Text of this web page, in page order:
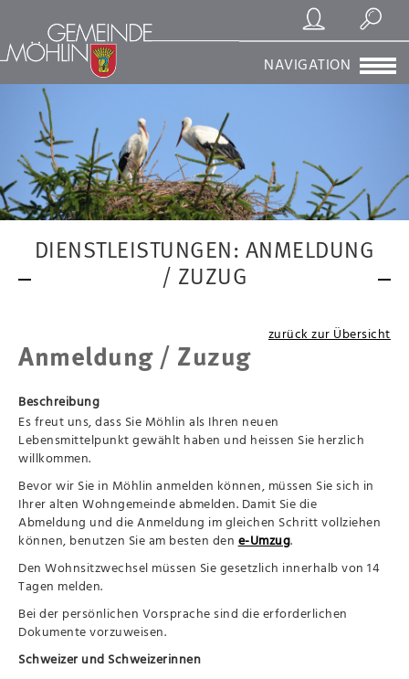
Registrierung/Login
Suchen
NAVIGATION
DIENSTLEISTUNGEN: ANMELDUNG
/ ZUZUG
zurück zur Übersicht
Anmeldung / Zuzug
Beschreibung
Es freut uns, dass Sie Möhlin als Ihren neuen
Lebensmittelpunkt gewählt haben und heissen Sie herzlich
willkommen.
Bevor wir Sie in Möhlin anmelden können, müssen Sie sich in
Ihrer alten Wohngemeinde abmelden. Damit Sie die
Abmeldung und die Anmeldung im gleichen Schritt vollziehen
können, benutzen Sie am besten den e-Umzug.
Den Wohnsitzwechsel müssen Sie gesetzlich innerhalb von 14
Tagen melden.
Bei der persönlichen Vorsprache sind die erforderlichen
Dokumente vorzuweisen.
Schweizer und Schweizerinnen